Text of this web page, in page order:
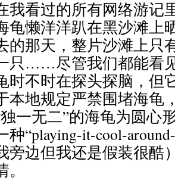
看过的所有网络游记
龟懒洋洋趴在黑沙滩上
的那天，整片沙滩上
只……尽管我们都能看
时不时在探头探脑，但
本地规定严禁围堵海龟
一无二”的海龟为圆心
种“playing-it-cool-
旁边但我还是假装很酷